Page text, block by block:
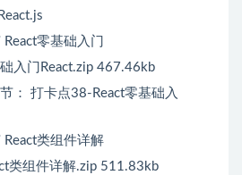
零基础入门
入门React.zip 467.46kb
： 打卡点38-React零基础入
类组件详解
类组件详解.zip 511.83kb